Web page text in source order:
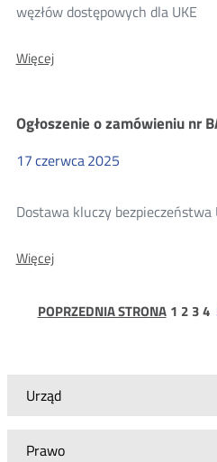
Urząd
Prawo
węzłów dostępowych dla UKE
WięcejO:
nr
Ogłoszenie o zamówieniu nr
17czerwca2025
Dostawa kluczy bezpieczeństwa
WięcejO:
zamówieniu
nr
POPRZEDNIA STRONA strona
1 2 34